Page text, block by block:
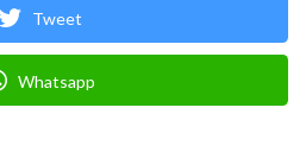
Tweet
Whatsapp